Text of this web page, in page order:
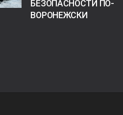
БЕЗОПАСНОСТИ ПО-
ВОРОНЕЖСКИ